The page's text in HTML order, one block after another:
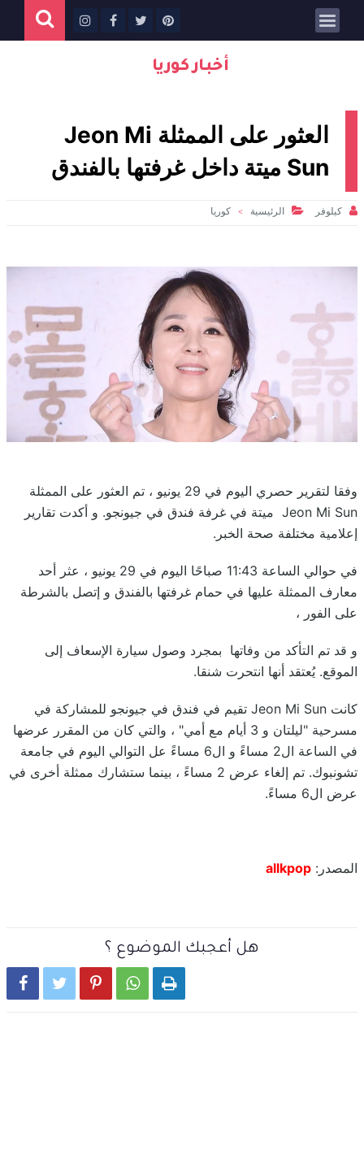
أخبار كوريا
العثور على الممثلة Jeon Mi
Sun ميتة داخل غرفتها بالفندق
 كيلوفر  الرئيسية > كوريا
وفقا لتقرير حصري اليوم في 29 يونيو ، تم العثور على الممثلة
Jeon Mi Sun ميتة في غرفة فندق في جيونجو. و أكدت تقارير
إعلامية مختلفة صحة الخبر.
في حوالي الساعة 11:43 صباحًا اليوم في 29 يونيو ، عثر أحد
معارف الممثلة عليها في حمام غرفتها بالفندق و إتصل بالشرطة
على الفور ،
و قد تم التأكد من وفاتها بمجرد وصول سيارة الإسعاف إلى
الموقع. يُعتقد أنها انتحرت شنقا.
كانت Jeon Mi Sun تقيم في فندق في جيونجو للمشاركة في
مسرحية "ليلتان و 3 أيام مع أمي" ، والتي كان من المقرر عرضها
في الساعة ال2 مساءً و ال6 مساءً عل التوالي اليوم في جامعة
تشونبوك. تم إلغاء عرض 2 مساءً ، بينما ستشارك ممثلة أخرى في
عرض ال6 مساءً.
المصدر: allkpop
هل أعجبك الموضوع ؟
    